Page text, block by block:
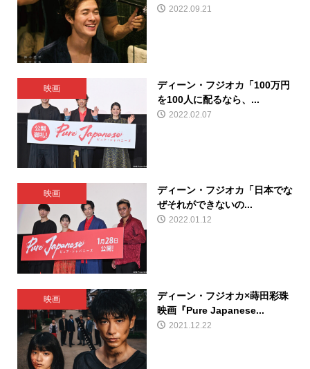
2022.09.21
映画
ディーン・フジオカ「100万円
を100人に配るなら、...
2022.02.07
映画
ディーン・フジオカ「日本でな
ぜそれができないの...
2022.01.12
映画
ディーン・フジオカ×蒔田彩珠
映画『Pure Japanese...
2021.12.22